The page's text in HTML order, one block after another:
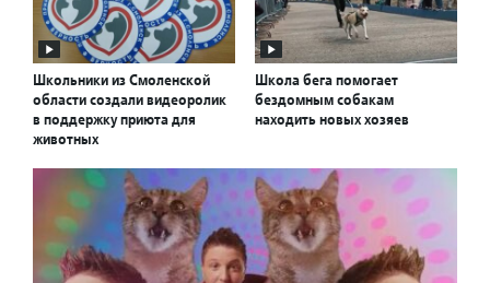
Школьники из Смоленской
области создали видеоролик
в поддержку приюта для
животных
Школа бега помогает
бездомным собакам
находить новых хозяев